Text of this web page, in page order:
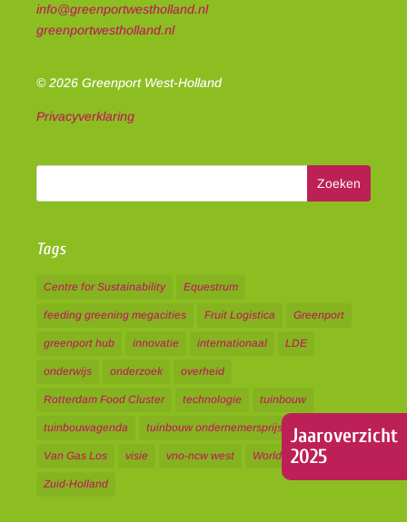
Jaaroverzicht
2025
info@greenportwestholland.nl
greenportwestholland.nl
© 2026 Greenport West-Holland
Privacyverklaring
Tags
Centre for Sustainability Equestrum
feeding greening megacities Fruit Logistica Greenport
greenport hub innovatie internationaal LDE
onderwijs onderzoek overheid
Rotterdam Food Cluster technologie tuinbouw
tuinbouwagenda tuinbouw ondernemersprijs
Van Gas Los visie vno-ncw west World Expo
Zuid-Holland